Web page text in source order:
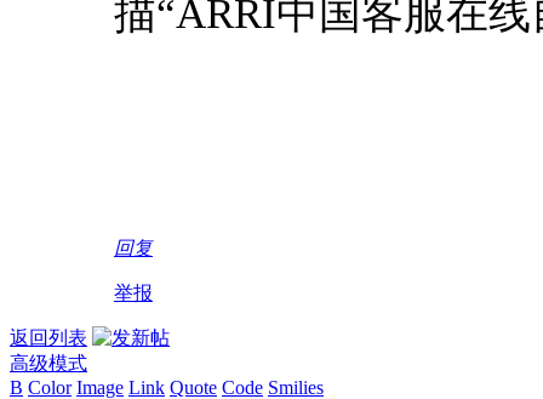
描“ARRI中国客服在
回复
举报
返回列表
高级模式
B Color Image Link Quote Code Smilies